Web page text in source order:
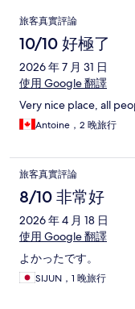
評
論
旅客真實評論
10/10 好極了
2026 年 7 月 31 日
使用 Google 翻譯
Very nice place, all
Antoine，2 晚旅行
旅客真實評論
8/10 非常好
2026 年 4 月 18 日
使用 Google 翻譯
よかったです。
SIJUN，1 晚旅行